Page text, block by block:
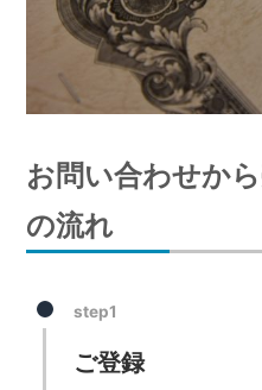
お問い合わせか
の流れ
step1
ご登録